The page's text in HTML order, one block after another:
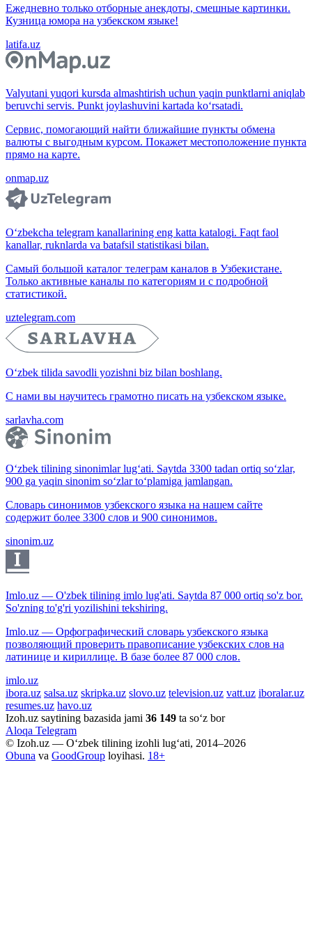
Ежедневно только отборные анекдоты, смешные картинки.
Кузница юмора на узбекском языке!
latifa.uz
Valyutani yuqori kursda almashtirish uchun yaqin punktlarni aniqlab
beruvchi servis. Punkt joylashuvini kartada ko‘rsatadi.
Сервис, помогающий найти ближайшие пункты обмена
валюты с выгодным курсом. Покажет местоположение пункта
прямо на карте.
onmap.uz
O‘zbekcha telegram kanallarining eng katta katalogi. Faqt faol
kanallar, ruknlarda va batafsil statistikasi bilan.
Самый большой каталог телеграм каналов в Узбекистане.
Только активные каналы по категориям и с подробной
статистикой.
uztelegram.com
O‘zbek tilida savodli yozishni biz bilan boshlang.
С нами вы научитесь грамотно писать на узбекском языке.
sarlavha.com
O‘zbek tilining sinonimlar lug‘ati. Saytda 3300 tadan ortiq so‘zlar,
900 ga yaqin sinonim so‘zlar to‘plamiga jamlangan.
Словарь синонимов узбекского языка на нашем сайте
содержит более 3300 слов и 900 синонимов.
sinonim.uz
Imlo.uz — O'zbek tilining imlo lug'ati. Saytda 87 000 ortiq so'z bor.
So'zning to'g'ri yozilishini tekshiring.
Imlo.uz — Орфографический словарь узбекского языка
позволяющий проверить правописание узбекских слов на
латинице и кириллице. В базе более 87 000 слов.
imlo.uz
ibora.uz salsa.uz skripka.uz slovo.uz television.uz vatt.uz iboralar.uz
resumes.uz havo.uz
Izoh.uz saytining bazasida jami 36 149 ta so‘z bor
Aloqa Telegram
© Izoh.uz — O‘zbek tilining izohli lug‘ati, 2014–2026
Obuna va GoodGroup loyihasi. 18+